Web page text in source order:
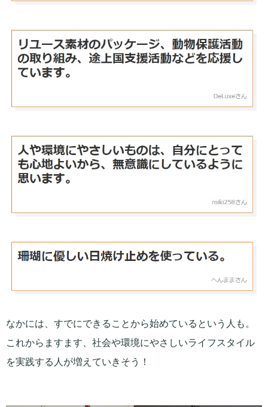
なかには、すでにできることから始めているという人も。
これからますます、社会や環境にやさしいライフスタイル
を実践する人が増えていきそう！